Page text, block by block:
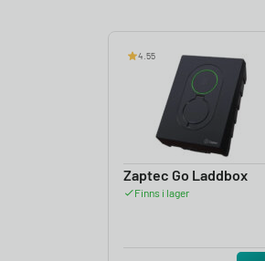
4.55
Zaptec Go Laddbox
Finns i lager